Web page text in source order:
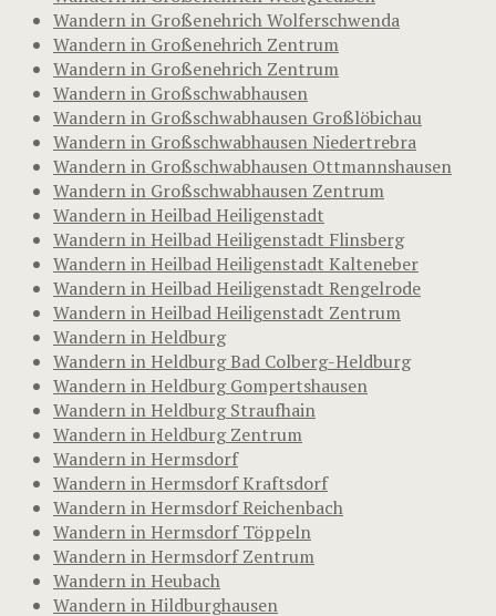
Wandern in Großenehrich Wolferschwenda
Wandern in Großenehrich Zentrum
Wandern in Großenehrich Zentrum
Wandern in Großschwabhausen
Wandern in Großschwabhausen Großlöbichau
Wandern in Großschwabhausen Niedertrebra
Wandern in Großschwabhausen Ottmannshausen
Wandern in Großschwabhausen Zentrum
Wandern in Heilbad Heiligenstadt
Wandern in Heilbad Heiligenstadt Flinsberg
Wandern in Heilbad Heiligenstadt Kalteneber
Wandern in Heilbad Heiligenstadt Rengelrode
Wandern in Heilbad Heiligenstadt Zentrum
Wandern in Heldburg
Wandern in Heldburg Bad Colberg-Heldburg
Wandern in Heldburg Gompertshausen
Wandern in Heldburg Straufhain
Wandern in Heldburg Zentrum
Wandern in Hermsdorf
Wandern in Hermsdorf Kraftsdorf
Wandern in Hermsdorf Reichenbach
Wandern in Hermsdorf Töppeln
Wandern in Hermsdorf Zentrum
Wandern in Heubach
Wandern in Hildburghausen